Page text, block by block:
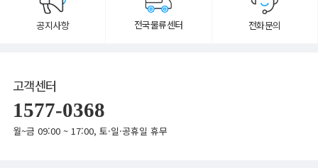
공지사항 전국물류센터 전화문의
고객센터
1577-0368
월~금 09:00 ~ 17:00, 토·일·공휴일 휴무